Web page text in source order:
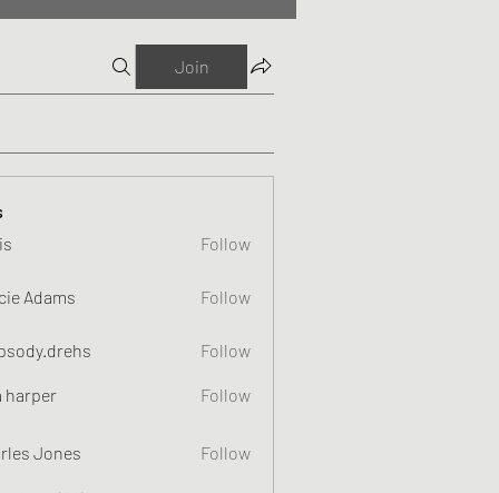
Join
Follow
Adams Follow
Follow
harper Follow
Jones Follow